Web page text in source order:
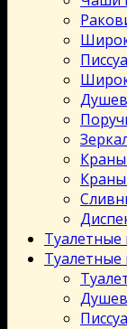
Туалетные
Туалетные